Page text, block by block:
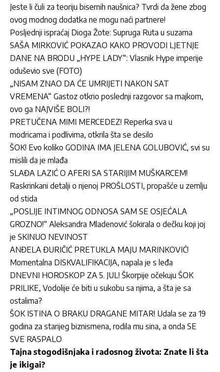
Jeste li čuli za teoriju bisernih naušnica? Tvrdi da žene zbog
ovog modnog dodatka ne mogu naći partnere!
Posljednji ispraćaj Dioga Žote: Supruga Ruta u suzama
SAŠA MIRKOVIĆ POKAZAO KAKO PROVODI LJETNJE
DANE NA BRODU „HYPE LADY“: Vlasnik Hype imperije
oduševio sve (FOTO)
„NISAM ZNAO DA ĆE UMRIJETI NAKON SAT
VREMENA“ Gastoz otkrio poslednji razgovor sa majkom,
ovo ga NAJVIŠE BOLI?!
PRETUČENA MIMI MERCEDEZ! Reperka sva u
modricama i podlivima, otkrila šta se desilo
ŠOK! Evo koliko GODINA IMA JELENA GOLUBOVIĆ, svi su
mislili da je mlađa
SLAĐA LAZIĆ O AFERI SA STARIJIM MUŠKARCEM!
Raskrinkani detalji o njenoj PROŠLOSTI, propašće u zemlju
od stida
„POSLIJE INTIMNOG ODNOSA SAM SE OSJEĆALA
GROZNO!“ Aleksandra Mladenović šokirala o dečku koji joj
je SKINUO NEVINOST
ANĐELA ĐURIČIĆ PRETUKLA MAJU MARINKOVIĆ!
Momentalna DISKVALIFIKACIJA, napala je s leđa
DNEVNI HOROSKOP ZA 5. JUL! Škorpije očekuju ŠOK
PRILIKE, Vodolije će biti u sukobu sa njima, a šta je sa
ostalima?
ŠOK ISTINA O BRAKU DRAGANE MITAR! Udala se za 19
godina za starijeg biznismena, rodila mu sina, a onda SE
SVE RASPALO
Tajna stogodišnjaka i radosnog života: Znate li šta
je ikigai?